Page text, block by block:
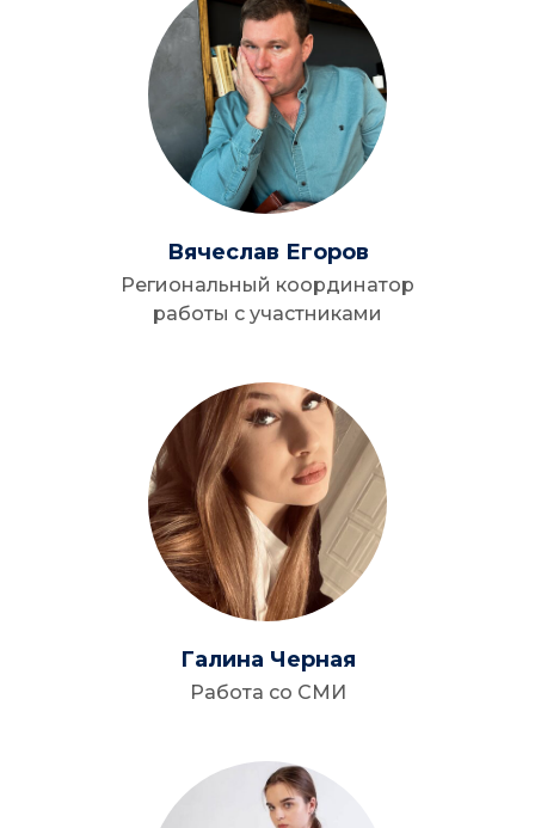
Вячеслав Егоров
Региональный координатор
работы с участниками
Галина Черная
Работа со СМИ